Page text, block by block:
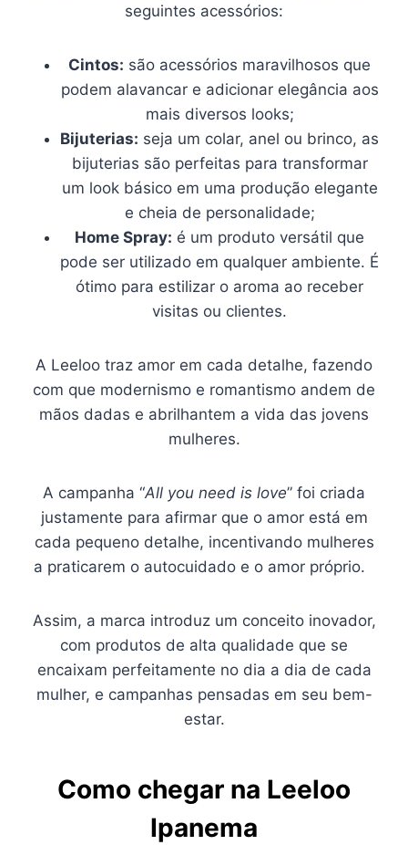
seguintes acessórios:
Cintos: são acessórios maravilhosos que
podem alavancar e adicionar elegância aos
mais diversos looks;
Bijuterias: seja um colar, anel ou brinco, as
bijuterias são perfeitas para transformar
um look básico em uma produção elegante
e cheia de personalidade;
Home Spray: é um produto versátil que
pode ser utilizado em qualquer ambiente. É
ótimo para estilizar o aroma ao receber
visitas ou clientes.
A Leeloo traz amor em cada detalhe, fazendo
com que modernismo e romantismo andem de
mãos dadas e abrilhantem a vida das jovens
mulheres.
A campanha “All you need is love” foi criada
justamente para afirmar que o amor está em
cada pequeno detalhe, incentivando mulheres
a praticarem o autocuidado e o amor próprio.
Assim, a marca introduz um conceito inovador,
com produtos de alta qualidade que se
encaixam perfeitamente no dia a dia de cada
mulher, e campanhas pensadas em seu bem-
estar.
Como chegar na Leeloo
Ipanema